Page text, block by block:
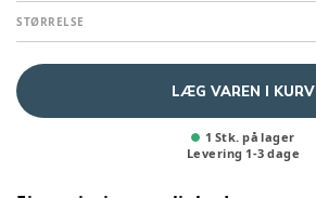
STØRRELSE
LÆG VAREN I KURV
1 Stk. på lager
Levering 1-3 dage